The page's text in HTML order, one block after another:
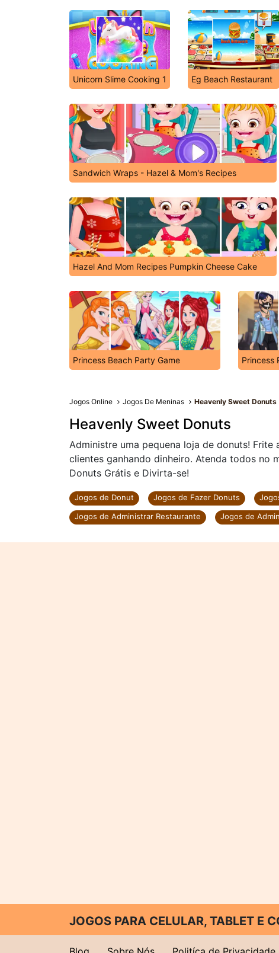
Unicorn Slime Cooking 1 Eg Beach Restaurant
Sandwich Wraps - Hazel & Mom's Recipes
Hazel And Mom Recipes Pumpkin Cheese Cake
Princess Beach Party Game Princess
Jogos Online Jogos De Meninas Heavenly Sweet Donuts
Heavenly Sweet Donuts
Administre uma pequena loja de donuts!
clientes ganhando dinheiro. Atenda todos no
Donuts Grátis e Divirta-se!
Jogos de Donut Jogos de Fazer Donuts
Jogos de Administrar Restaurante
Jogos de
JOGOS PARA CELULAR, TABLET E